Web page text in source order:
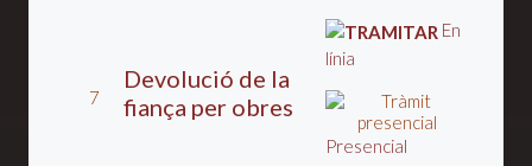
7
Devolució de la
fiança per obres
En
línia
Presencial